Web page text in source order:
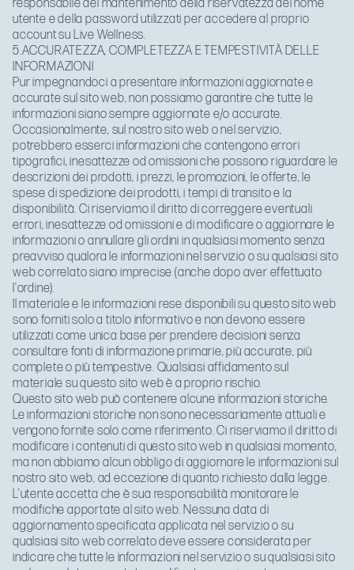
responsabile del mantenimento della riservatezza del nome
utente e della password utilizzati per accedere al proprio
account su Live Wellness.
5.ACCURATEZZA, COMPLETEZZA E TEMPESTIVITÀ DELLE
INFORMAZIONI
Pur impegnandoci a presentare informazioni aggiornate e
accurate sul sito web, non possiamo garantire che tutte le
informazioni siano sempre aggiornate e/o accurate.
Occasionalmente, sul nostro sito web o nel servizio,
potrebbero esserci informazioni che contengono errori
tipografici, inesattezze od omissioni che possono riguardare le
descrizioni dei prodotti, i prezzi, le promozioni, le offerte, le
spese di spedizione dei prodotti, i tempi di transito e la
disponibilità. Ci riserviamo il diritto di correggere eventuali
errori, inesattezze od omissioni e di modificare o aggiornare le
informazioni o annullare gli ordini in qualsiasi momento senza
preavviso qualora le informazioni nel servizio o su qualsiasi sito
web correlato siano imprecise (anche dopo aver effettuato
l'ordine).
Il materiale e le informazioni rese disponibili su questo sito web
sono forniti solo a titolo informativo e non devono essere
utilizzati come unica base per prendere decisioni senza
consultare fonti di informazione primarie, più accurate, più
complete o più tempestive. Qualsiasi affidamento sul
materiale su questo sito web è a proprio rischio.
Questo sito web può contenere alcune informazioni storiche.
Le informazioni storiche non sono necessariamente attuali e
vengono fornite solo come riferimento. Ci riserviamo il diritto di
modificare i contenuti di questo sito web in qualsiasi momento,
ma non abbiamo alcun obbligo di aggiornare le informazioni sul
nostro sito web, ad eccezione di quanto richiesto dalla legge.
L’utente accetta che è sua responsabilità monitorare le
modifiche apportate al sito web. Nessuna data di
aggiornamento specificata applicata nel servizio o su
qualsiasi sito web correlato deve essere considerata per
indicare che tutte le informazioni nel servizio o su qualsiasi sito